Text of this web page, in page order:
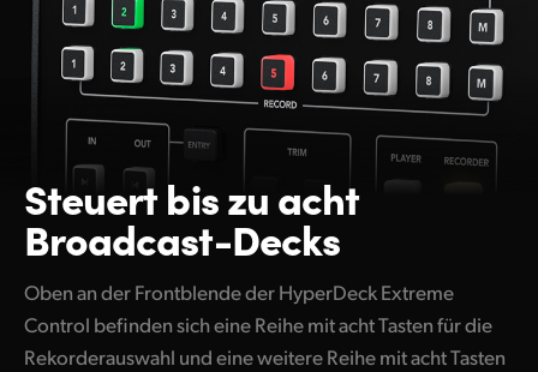
Steuert bis zuacht
Broadcast-Decks
Oben an der Frontblende der HyperDeck Extreme
Control befinden sich eine Reihe mit acht Tasten für die
Rekorderauswahl und eine weitere Reihe mit acht Tasten